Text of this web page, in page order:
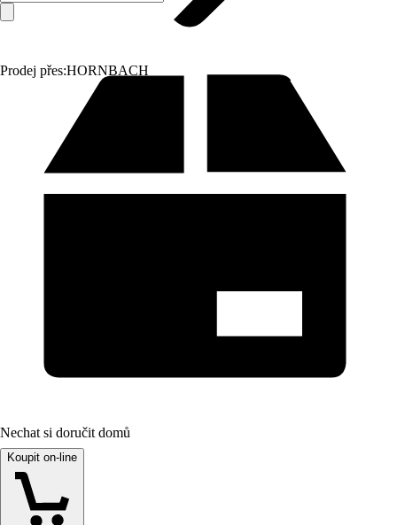
Prodej přes:HORNBACH
Nechat si doručit domů
Koupit on-line